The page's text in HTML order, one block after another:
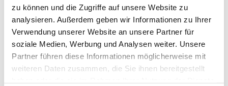
zu können und die Zugriffe auf unsere Website zu
analysieren. Außerdem geben wir Informationen zu Ihrer
Verwendung unserer Website an unsere Partner für
soziale Medien, Werbung und Analysen weiter. Unsere
Partner führen diese Informationen möglicherweise mit
weiteren Daten zusammen, die Sie ihnen bereitgestellt
Security code*